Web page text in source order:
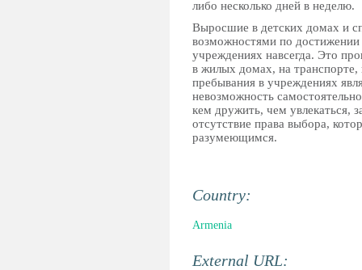
либо несколько дней в неделю.
Выросшие в детских домах и
возможностями по достижении
учреждениях навсегда. Это
в жилых домах, на
пребывания в учреждениях
невозможность
кем дружить, чем увлекаться,
отсутствие права выбора,
разумеющимся.
Country:
Armenia
External URL: